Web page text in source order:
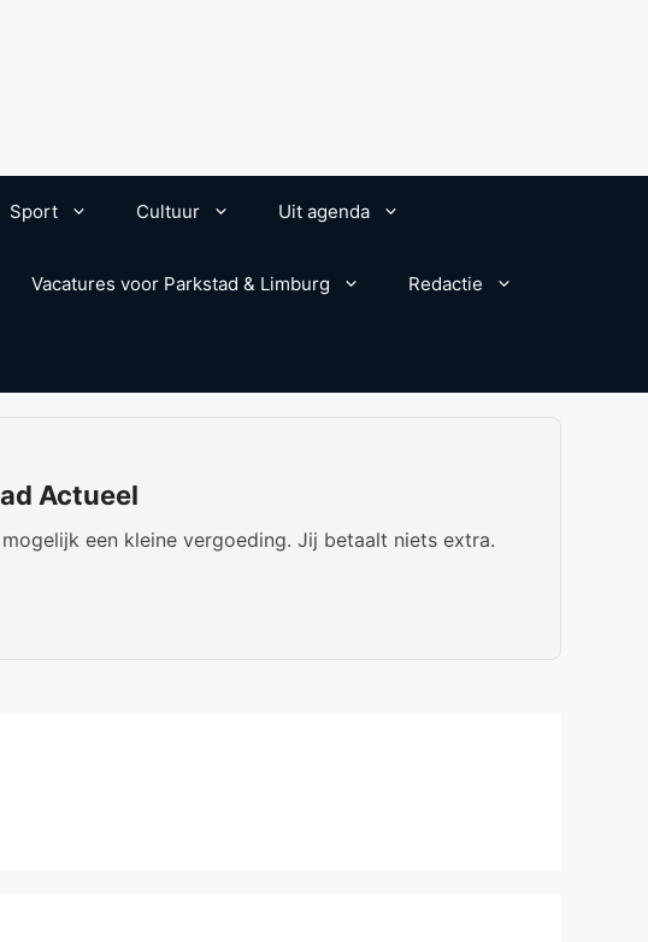
Sport Cultuur Uit agenda
Vacatures voor Parkstad & Limburg Redactie
Actueel
een kleine vergoeding. Jij betaalt niets extra.